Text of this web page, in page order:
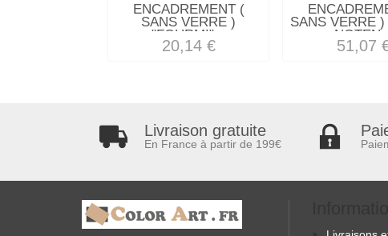
ENCADREMENT (
SANS VERRE )
"FOURMI"...
20,14 €
SANS VERRE
NOTEN...
51,07
Livraison gratuite
En France à partir de 199€